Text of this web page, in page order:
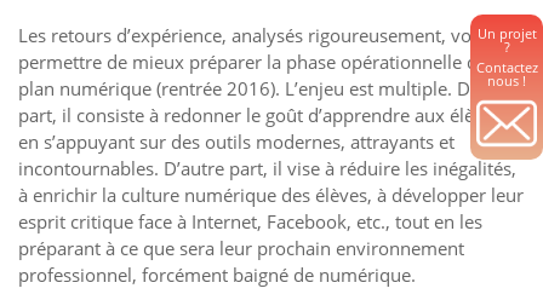
Un projet
?
Contactez
nous !
Les retours d’expérience, analysés rigoureusement, vont
permettre de mieux préparer la phase opérationnelle du
plan numérique (rentrée 2016). L’enjeu est multiple. D’une
part, il consiste à redonner le goût d’apprendre aux élèves
en s’appuyant sur des outils modernes, attrayants et
incontournables. D’autre part, il vise à réduire les inégalités,
à enrichir la culture numérique des élèves, à développer leur
esprit critique face à Internet, Facebook, etc., tout en les
préparant à ce que sera leur prochain environnement
professionnel, forcément baigné de numérique.